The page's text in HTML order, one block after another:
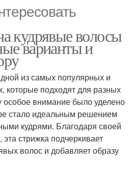
кудрявые волосы
варианты и
из самых популярных и
которые подходят для разных
особое внимание было уделено
стало идеальным решением
кудрями. Благодаря своей
эта стрижка подчеркивает
волос и добавляет образу